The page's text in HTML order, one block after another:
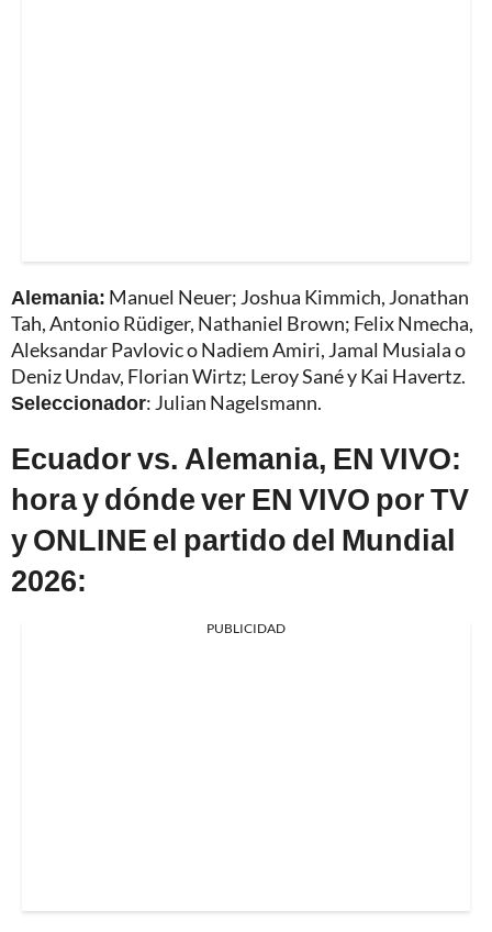
Alemania: Manuel Neuer; Joshua Kimmich, Jonathan
Tah, Antonio Rüdiger, Nathaniel Brown; Felix Nmecha,
Aleksandar Pavlovic o Nadiem Amiri, Jamal Musiala o
Deniz Undav, Florian Wirtz; Leroy Sané y Kai Havertz.
Seleccionador: Julian Nagelsmann.
Ecuador vs. Alemania, EN VIVO:
hora y dónde ver EN VIVO por TV
y ONLINE el partido del Mundial
2026:
PUBLICIDAD